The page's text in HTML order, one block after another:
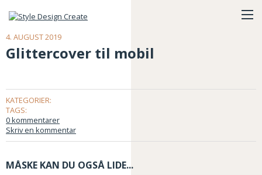
4. AUGUST 2019
Glittercover til mobil
KATEGORIER:
TAGS:
0 kommentarer
Skriv en kommentar
MÅSKE KAN DU OGSÅ LIDE...